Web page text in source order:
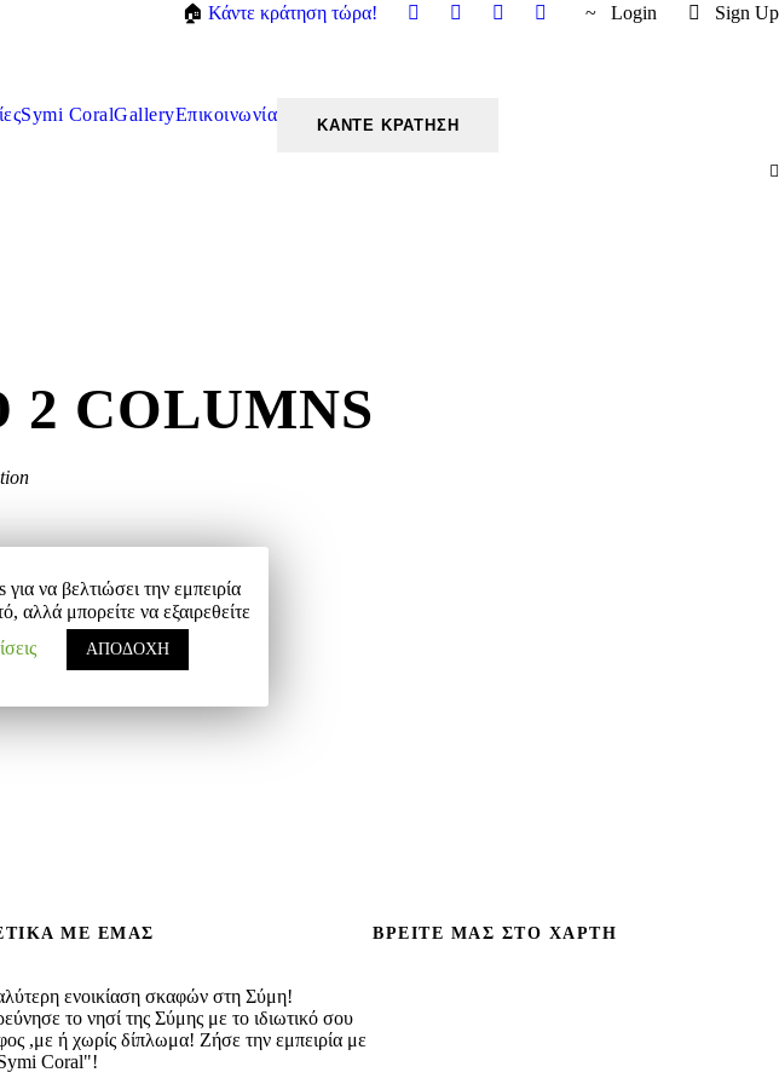
🏠 Κάντε κράτηση τώρα! Login Sign Up
Symi CoralGalleryΕπικοινωνία
2 COLUMNS
ΜΕ ΕΜΆΣ
ενοικίαση σκαφών στη Σύμη!
το νησί της Σύμης με το ιδιωτικό σου
,με ή χωρίς δίπλωμα! Ζήσε την εμπειρία με
Coral"!
ΒΡΕΊΤΕ ΜΑΣ ΣΤΟ ΧΆΡΤΗ
να βελτιώσει την εμπειρία
αλλά μπορείτε να εξαιρεθείτε
ΑΠΟΔΟΧΗ